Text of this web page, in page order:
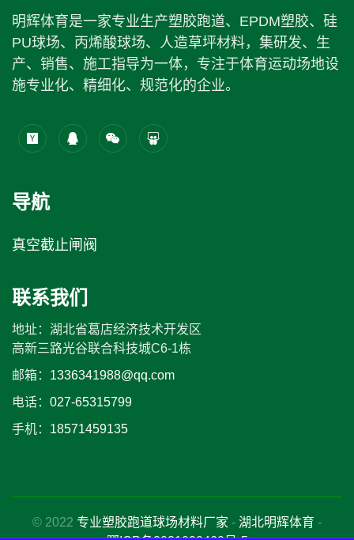
明辉体育是一家专业生产塑胶跑道、EPDM塑胶、硅
PU球场、丙烯酸球场、人造草坪材料，集研发、生
产、销售、施工指导为一体，专注于体育运动场地设
施专业化、精细化、规范化的企业。
导航
真空截止闸阀
联系我们
地址：湖北省葛店经济技术开发区
高新三路光谷联合科技城C6-1栋
邮箱： 1336341988@qq.com
电话： 027-65315799
手机： 18571459135
© 2022 专业塑胶跑道球场材料厂家 - 湖北明辉体育 -